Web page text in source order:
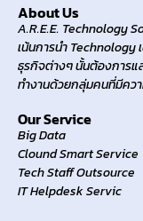
About Us
A.R.E.E. Technology
เน้นการนำ
ธุรกิจต่างๆ นั้นต้องการแ
ทำงานด้วยกลุ่มคนที่มีคว
Our Service
Big Data
Clound Smart Service
Tech Staff Outsource
IT Helpdesk Servic